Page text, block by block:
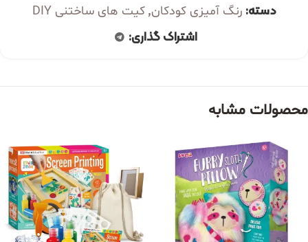
دسته: رنگ آمیزی کودکان, کیت های ساختنی DIY
اشتراک گذاری:
محصولات مشابه